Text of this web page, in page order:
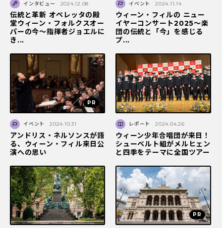
インタビュー 2024.12.08
伝統と革新 オペレッタの殿
堂ウィーン・フォルクスオー
パーの今～指揮者ジョエルに
き...
イベント 2024.11.14
ウィーン・フィルの ニュー
イヤーコンサート2025～楽
団の伝統と「今」を感じる
プ...
イベント 2024.10.31
アンドリス・ネルソンスが語
る、ウィーン・フィル来日公
演への思い
レポート 2024.04.26
ウィーン少年合唱団が来日！
シューベルト組がメルヒェン
と四季をテーマに全国ツアー